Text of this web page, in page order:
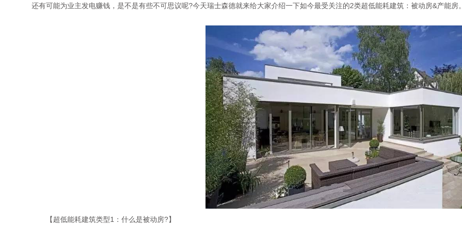
还有可能为业主发电赚钱，是不是有些不可思议呢?今天瑞士森德就来给大家介绍一下如今最受关注的2类超低能耗建筑：被动房&产能房。
【超低能耗建筑类型1：什么是被动房?】